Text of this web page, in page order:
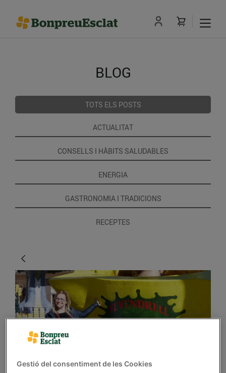
BLOG
TOTS ELS POSTS
ACTUALITAT
CONSELLS I HÀBITS SALUDABLES
ENERGIA
GASTRONOMIA I TRADICIONS
RECEPTES
Gestió del consentiment de les Cookies